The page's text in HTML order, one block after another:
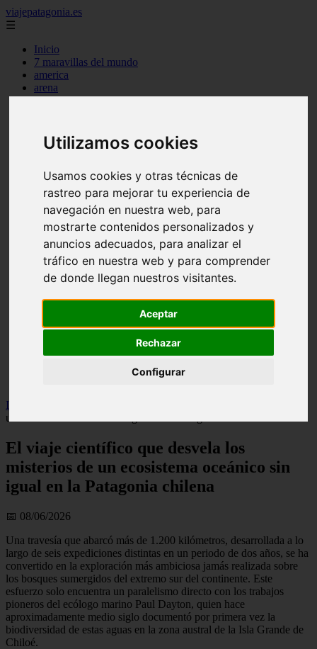
Utilizamos cookies
Usamos cookies y otras técnicas de
rastreo para mejorar tu experiencia de
navegación en nuestra web, para
mostrarte contenidos personalizados y
anuncios adecuados, para analizar el
tráfico en nuestra web y para comprender
de donde llegan nuestros visitantes.
Aceptar
Rechazar
Configurar
viajepatagonia.es
☰
Inicio
7 maravillas del mundo
america
arena
benidorm
c entre rios
c generalidades del pais
c neuquen
c provincias
c santa fe
c tierra de fuego
c tucuman
c zona austral
carmen
category
gijon
live
naturaleza
Inicio
un ecosistema oceánico sin igual en la Patagonia chilena
El viaje científico que desvela los
misterios de un ecosistema oceánico sin
igual en la Patagonia chilena
📅 08/06/2026
Una travesía que abarcó más de 1.200 kilómetros, desarrollada a lo
largo de seis expediciones distintas en un periodo de dos años, se ha
convertido en la exploración más ambiciosa jamás realizada sobre
los bosques sumergidos del extremo sur del continente. Este
esfuerzo solo encuentra un paralelismo directo con los trabajos
pioneros del ecólogo marino Paul Dayton, quien hace
aproximadamente medio siglo documentó por primera vez la
biodiversidad de estas aguas en la zona austral de la Isla Grande de
Chiloé.